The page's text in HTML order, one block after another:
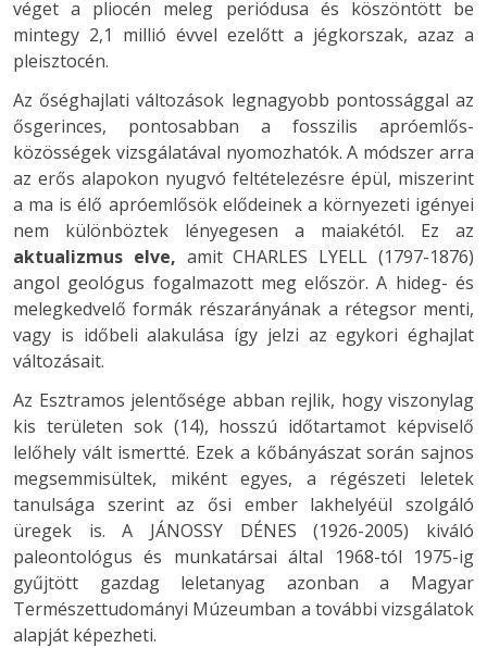
véget a pliocén meleg periódusa és köszöntött be
mintegy 2,1 millió évvel ezelőtt a jégkorszak, azaz a
pleisztocén.
Az őséghajlati változások legnagyobb pontossággal az
ősgerinces, pontosabban a fosszilis apróemlős-
közösségek vizsgálatával nyomozhatók. A módszer arra
az erős alapokon nyugvó feltételezésre épül, miszerint
a ma is élő apróemlősök elődeinek a környezeti igényei
nem különböztek lényegesen a maiakétól. Ez az
aktualizmus elve, amit CHARLES LYELL (1797-1876)
angol geológus fogalmazott meg először. A hideg- és
melegkedvelő formák részarányának a rétegsor menti,
vagy is időbeli alakulása így jelzi az egykori éghajlat
változásait.
Az Esztramos jelentősége abban rejlik, hogy viszonylag
kis területen sok (14), hosszú időtartamot képviselő
lelőhely vált ismertté. Ezek a kőbányászat során sajnos
megsemmisültek, miként egyes, a régészeti leletek
tanulsága szerint az ősi ember lakhelyéül szolgáló
üregek is. A JÁNOSSY DÉNES (1926-2005) kiváló
paleontológus és munkatársai által 1968-tól 1975-ig
gyűjtött gazdag leletanyag azonban a Magyar
Természettudományi Múzeumban a további vizsgálatok
alapját képezheti.